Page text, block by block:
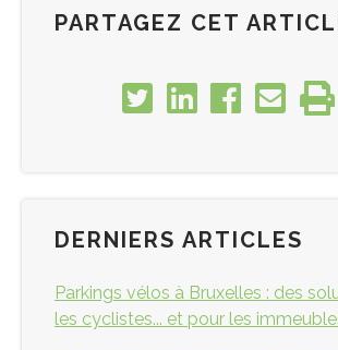
PARTAGEZ CET
DERNIERS ARTICLES
Parkings vélos à Bruxelles : des
les cyclistes... et pour les